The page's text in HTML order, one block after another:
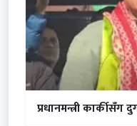
प्रधानमन्त्री कार्कीसँग